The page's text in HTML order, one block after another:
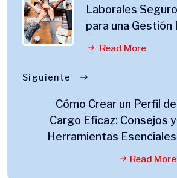
Laborales
para una
Read More
Siguiente
Cómo Crear un Perfil de
Cargo Eficaz: Consejos y
Herramientas Esenciales
Read More